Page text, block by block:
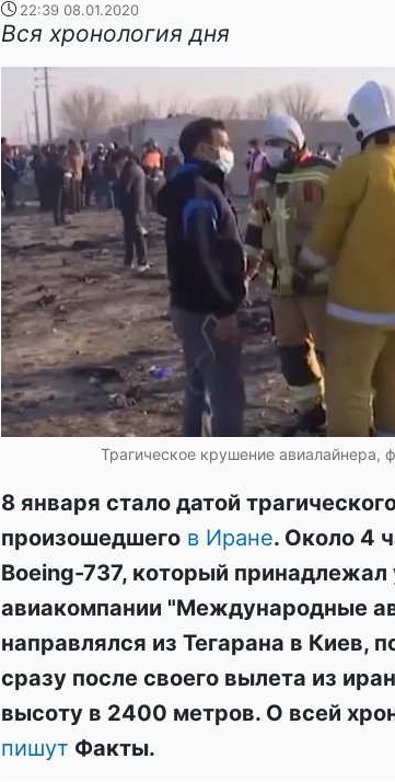
22:39 08.01.2020
Вся хронология дня
Трагическое крушение авиалайнера,
8 января стало датой
произошедшего в Иране. Около 4
Boeing-737, который принадлежал
авиакомпании "Международные
направлялся из Тегарана в Киев,
сразу после своего вылета из
высоту в 2400 метров. О всей
пишут Факты.